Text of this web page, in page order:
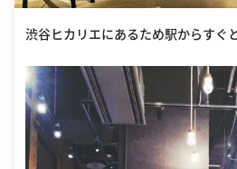
渋谷ヒカリエにあるため駅からすぐ